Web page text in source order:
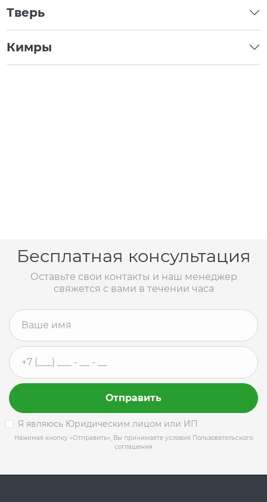
Тверь
Кимры
Бесплатная консультация
Оставьте свои контакты и наш менеджер
свяжется с вами в течении часа
Отправить
Я являюсь Юридическим лицом или ИП
Нажимая кнопку «Отправить», Вы принимаете условия Пользовательского
соглашения